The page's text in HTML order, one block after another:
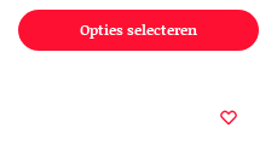
Opties selecteren